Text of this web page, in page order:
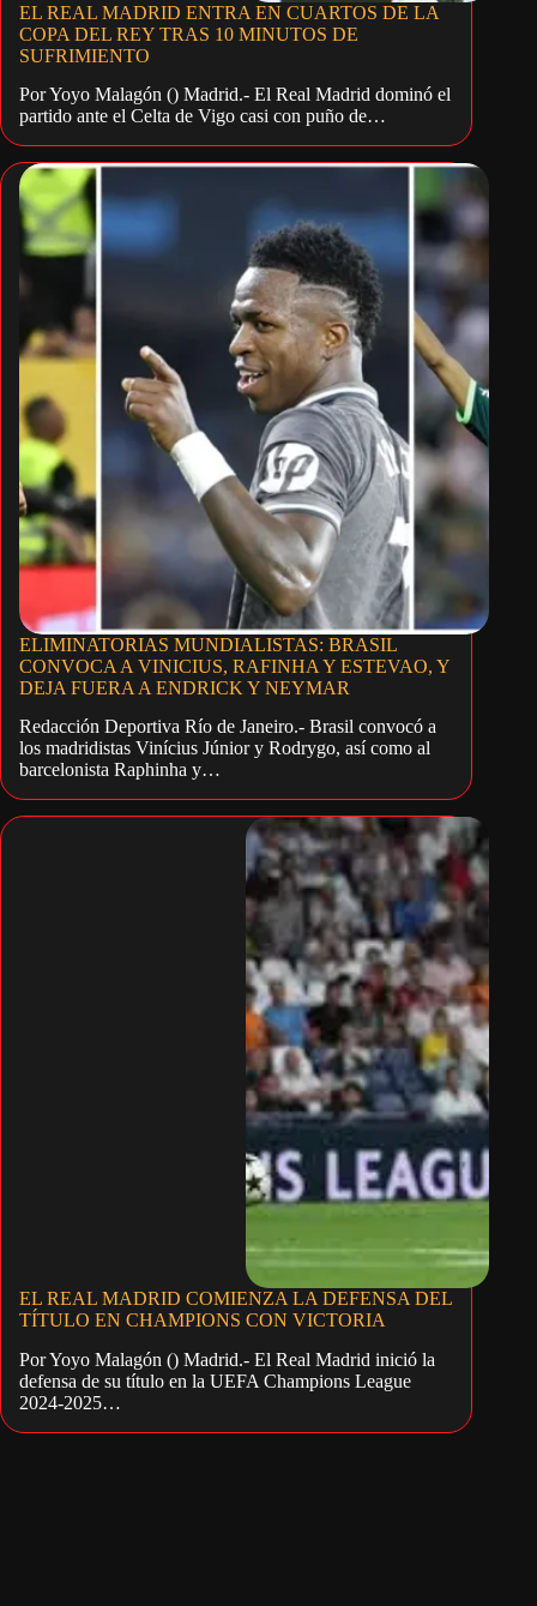
EL REAL MADRID ENTRA EN CUARTOS DE LA
COPA DEL REY TRAS 10 MINUTOS DE
SUFRIMIENTO
Por Yoyo Malagón () Madrid.- El Real Madrid dominó el
partido ante el Celta de Vigo casi con puño de…
ELIMINATORIAS MUNDIALISTAS: BRASIL
CONVOCA A VINICIUS, RAFINHA Y ESTEVAO, Y
DEJA FUERA A ENDRICK Y NEYMAR
Redacción Deportiva Río de Janeiro.- Brasil convocó a
los madridistas Vinícius Júnior y Rodrygo, así como al
barcelonista Raphinha y…
EL REAL MADRID COMIENZA LA DEFENSA DEL
TÍTULO EN CHAMPIONS CON VICTORIA
Por Yoyo Malagón () Madrid.- El Real Madrid inició la
defensa de su título en la UEFA Champions League
2024-2025…